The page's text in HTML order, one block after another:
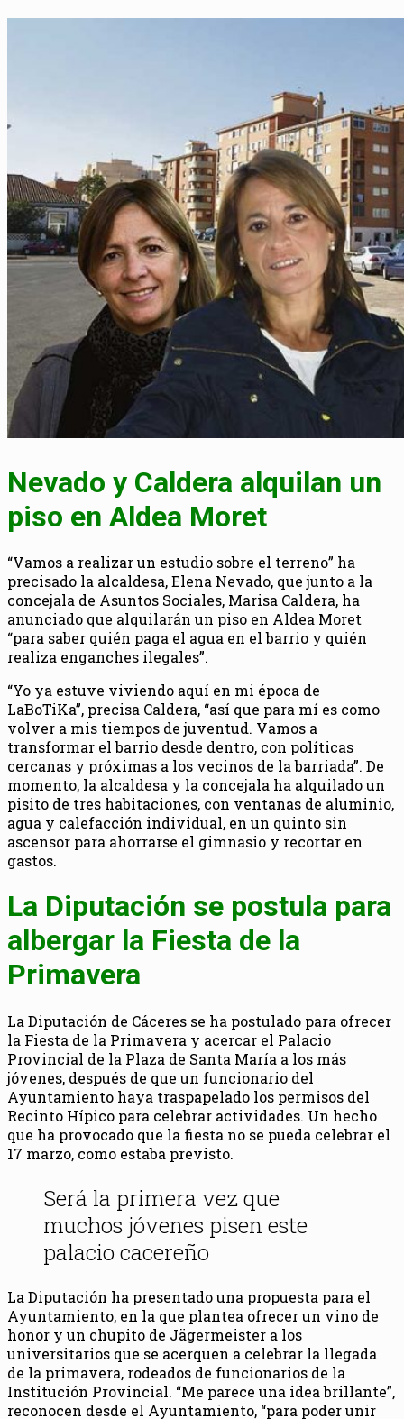
Nevado y Caldera alquilan un
piso en Aldea Moret
“Vamos a realizar un estudio sobre el terreno” ha
precisado la alcaldesa, Elena Nevado, que junto a la
concejala de Asuntos Sociales, Marisa Caldera, ha
anunciado que alquilarán un piso en Aldea Moret
“para saber quién paga el agua en el barrio y quién
realiza enganches ilegales”.
“Yo ya estuve viviendo aquí en mi época de
LaBoTiKa”, precisa Caldera, “así que para mí es como
volver a mis tiempos de juventud. Vamos a
transformar el barrio desde dentro, con políticas
cercanas y próximas a los vecinos de la barriada”. De
momento, la alcaldesa y la concejala ha alquilado un
pisito de tres habitaciones, con ventanas de aluminio,
agua y calefacción individual, en un quinto sin
ascensor para ahorrarse el gimnasio y recortar en
gastos.
La Diputación se postula para
albergar la Fiesta de la
Primavera
La Diputación de Cáceres se ha postulado para ofrecer
la Fiesta de la Primavera y acercar el Palacio
Provincial de la Plaza de Santa María a los más
jóvenes, después de que un funcionario del
Ayuntamiento haya traspapelado los permisos del
Recinto Hípico para celebrar actividades. Un hecho
que ha provocado que la fiesta no se pueda celebrar el
17 marzo, como estaba previsto.
Será la primera vez que
muchos jóvenes pisen este
palacio cacereño
La Diputación ha presentado una propuesta para el
Ayuntamiento, en la que plantea ofrecer un vino de
honor y un chupito de Jägermeister a los
universitarios que se acerquen a celebrar la llegada
de la primavera, rodeados de funcionarios de la
Institución Provincial. “Me parece una idea brillante”,
reconocen desde el Ayuntamiento, “para poder unir